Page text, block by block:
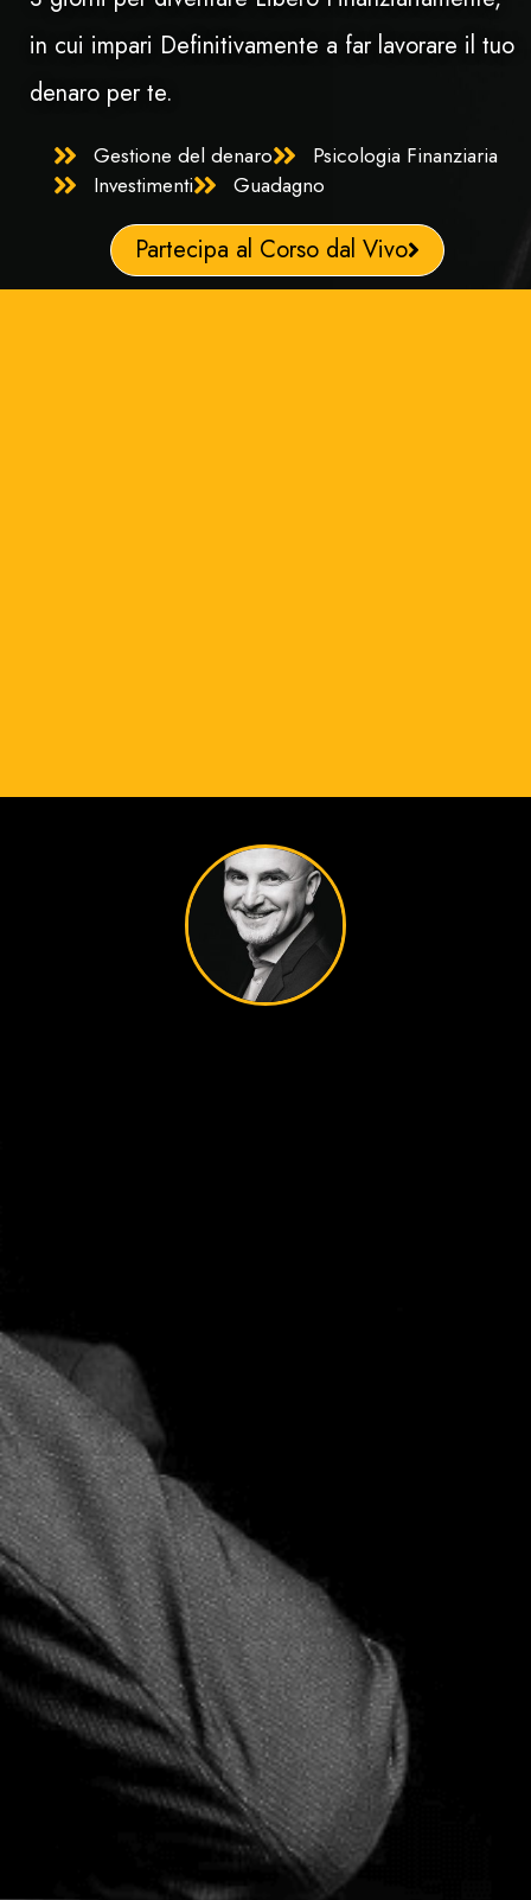
in cui impari Definitivamente a far lavorare il tuo
denaro per te.
Gestione del denaro
Psicologia Finanziaria
Investimenti
Guadagno
Partecipa al Corso dal Vivo